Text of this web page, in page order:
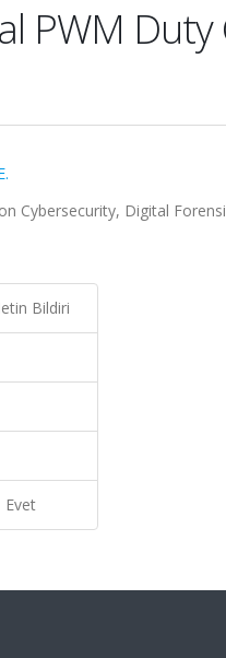
PWM
Cybersecurity, Digital
Bildiri
Evet